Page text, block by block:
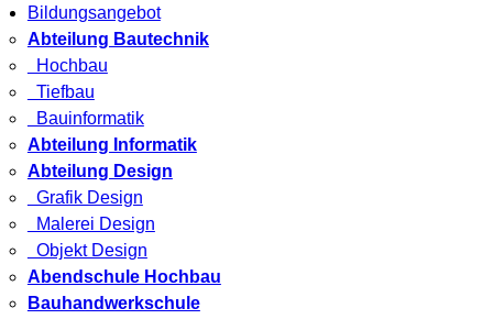
Bildungsangebot
Abteilung Bautechnik
Hochbau
Tiefbau
Bauinformatik
Abteilung Informatik
Abteilung Design
Grafik Design
Malerei Design
Objekt Design
Abendschule Hochbau
Bauhandwerkschule